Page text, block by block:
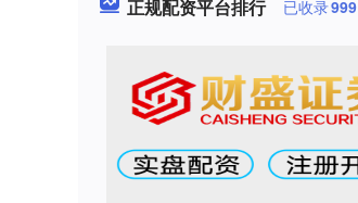
正规配资平台排行 已收录999